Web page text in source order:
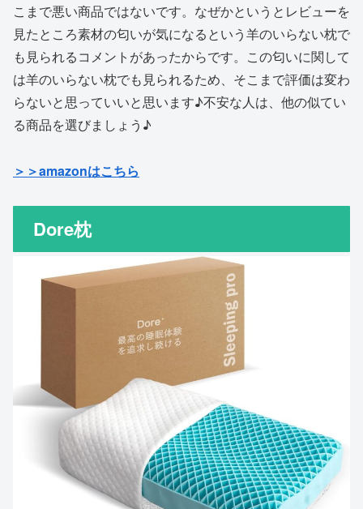
こまで悪い商品ではないです。なぜかというとレビューを
見たところ素材の匂いが気になるという羊のいらない枕で
も見られるコメントがあったからです。この匂いに関して
は羊のいらない枕でも見られるため、そこまで評価は変わ
らないと思っていいと思います♪不安な人は、他の似てい
る商品を選びましょう♪
＞＞amazonはこちら
Dore枕